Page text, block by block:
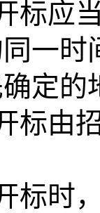
标应
一
定的
标由
标时